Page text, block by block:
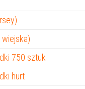
wiejska)
750 sztuk
hurt